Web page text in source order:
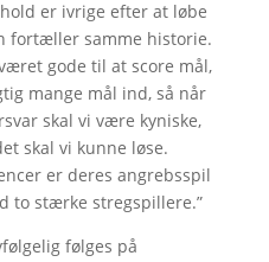
er ivrige efter at løbe
fortæller samme historie.
gode til at score mål,
mange mål ind, så når
skal vi være kyniske,
skal vi kunne løse.
er deres angrebsspil
to stærke stregspillere.”
følges på